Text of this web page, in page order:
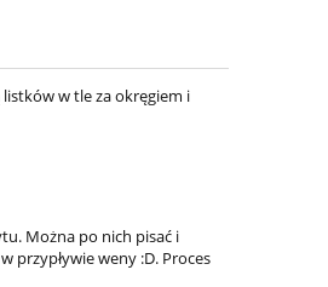
w tle za okręgiem i
Można po nich pisać i
przypływie weny :D. Proces